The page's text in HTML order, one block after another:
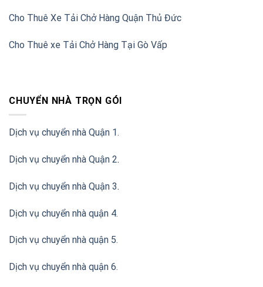
Cho Thuê Xe Tải Chở Hàng Quận Thủ Đức
Cho Thuê xe Tải Chở Hàng Tại Gò Vấp
CHUYỂN NHÀ TRỌN GÓI
Dịch vụ chuyển nhà Quận 1.
Dịch vụ chuyển nhà Quận 2.
Dịch vụ chuyển nhà Quận 3.
Dịch vụ chuyển nhà quận 4.
Dịch vụ chuyển nhà quận 5.
Dịch vụ chuyển nhà quận 6.